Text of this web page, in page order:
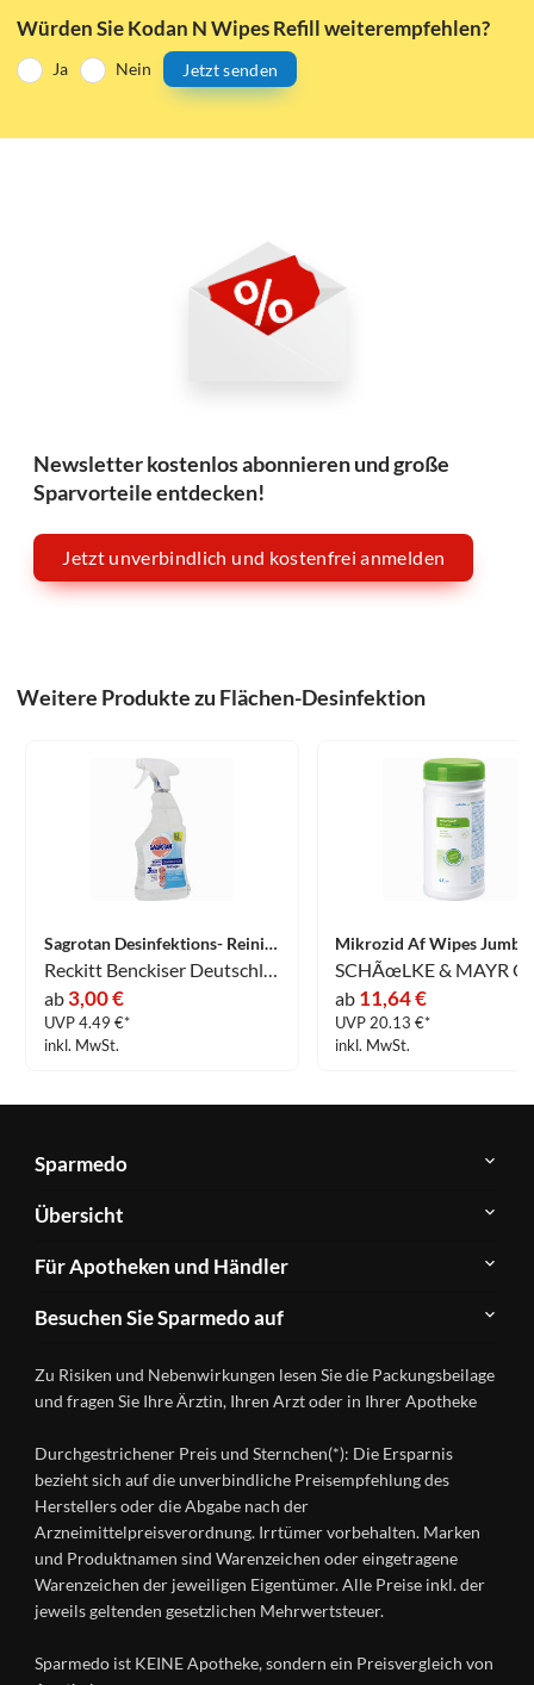
Würden Sie Kodan N Wipes Refill weiterempfehlen?
Ja Nein Jetzt senden
Newsletter kostenlos abonnieren und große
Sparvorteile entdecken!
Jetzt unverbindlich und kostenfrei anmelden
Weitere Produkte zu Flächen-Desinfektion
Sagrotan Desinfektions- Reiniger 500 ml
Reckitt Benckiser Deutschland GmbH
ab 3,00 €
UVP 4.49 €*
inkl. MwSt.
SCHÃœLKE & MAYR
ab 11,64 €
UVP 20.13 €*
inkl. MwSt.
Sparmedo
Über
Sparmedo
FAQ
Kontakt
Datenschutz
Nutzungsbedingungen
Übersicht
Herstellerverzeichnis
Produkte
A-
Ratgeber
Wirkstoffe
Gesundheitsmagazin
Für Apotheken und Händler
&
Händlerlogin
Besuchen Sie Sparmedo auf
Instagram
Zu Risiken und Nebenwirkungen lesen Sie die Packungsbeilage
und fragen Sie Ihre Ärztin, Ihren Arzt oder in Ihrer Apotheke
Durchgestrichener Preis und Sternchen(*): Die Ersparnis
bezieht sich auf die unverbindliche Preisempfehlung des
Herstellers oder die Abgabe nach der
Arzneimittelpreisverordnung. Irrtümer vorbehalten. Marken
und Produktnamen sind Warenzeichen oder eingetragene
Warenzeichen der jeweiligen Eigentümer. Alle Preise inkl. der
jeweils geltenden gesetzlichen Mehrwertsteuer.
Sparmedo ist KEINE Apotheke, sondern ein Preisvergleich von